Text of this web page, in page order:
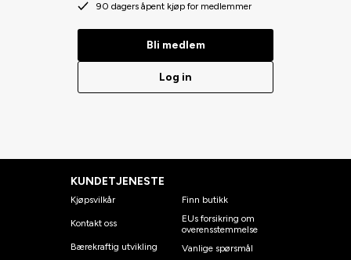
90 dagers åpent kjøp for medlemmer
Bli medlem
Log in
KUNDETJENESTE
Kjøpsvilkår
Kontakt oss
Bærekraftig utvikling
Finn butikk
EUs forsikring om
overensstemmelse
Vanlige spørsmål